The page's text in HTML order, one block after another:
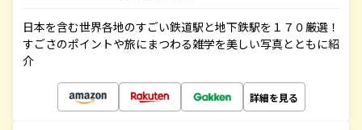
日本を含む世界各地のすごい鉄道駅と地下鉄駅を１７０厳選！
すごさのポイントや旅にまつわる雑学を美しい写真とともに紹
介
詳細を見る